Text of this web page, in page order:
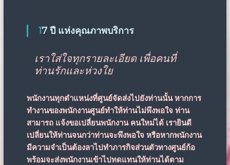
17 ปี แห่งคุณภาพบริการ
เราใส่ใจทุกรายละเอียด เพื่อคนที่
ท่านรักและห่วงใย
พนักงานทุกตำแหน่งที่ศูนย์จัดส่งไปยังท่านนั้น หากการ
ทำงานของพนักงานศูนย์ทำให้ท่านไม่พึงพอใจ ท่าน
สามารถ แจ้งขอเปลี่ยนพนักงานคนใหม่ได้ เรายินดี
เปลี่ยนให้ท่านจนกว่าท่านจะพึงพอใจ หรือหากพนักงาน
มีความจำเป็นต้องลาไปทำภารกิจส่วนตัวทางศูนย์ก้อ
พร้อมจะส่งพนักงานเข้าไปทดแทนให้ท่านได้ตาม